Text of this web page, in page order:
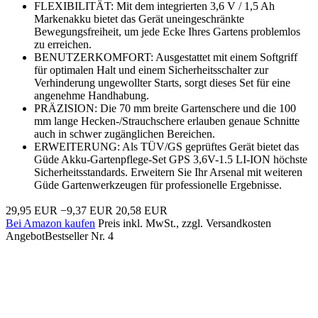
FLEXIBILITÄT: Mit dem integrierten 3,6 V / 1,5 Ah
Markenakku bietet das Gerät uneingeschränkte
Bewegungsfreiheit, um jede Ecke Ihres Gartens problemlos
zu erreichen.
BENUTZERKOMFORT: Ausgestattet mit einem Softgriff
für optimalen Halt und einem Sicherheitsschalter zur
Verhinderung ungewollter Starts, sorgt dieses Set für eine
angenehme Handhabung.
PRÄZISION: Die 70 mm breite Gartenschere und die 100
mm lange Hecken-/Strauchschere erlauben genaue Schnitte
auch in schwer zugänglichen Bereichen.
ERWEITERUNG: Als TÜV/GS geprüftes Gerät bietet das
Güde Akku-Gartenpflege-Set GPS 3,6V-1.5 LI-ION höchste
Sicherheitsstandards. Erweitern Sie Ihr Arsenal mit weiteren
Güde Gartenwerkzeugen für professionelle Ergebnisse.
29,95 EUR −9,37 EUR 20,58 EUR
Bei Amazon kaufen Preis inkl. MwSt., zzgl. Versandkosten
AngebotBestseller Nr. 4